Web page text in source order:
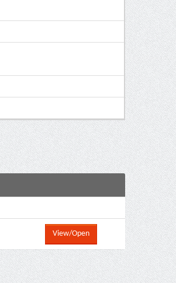
View/Open